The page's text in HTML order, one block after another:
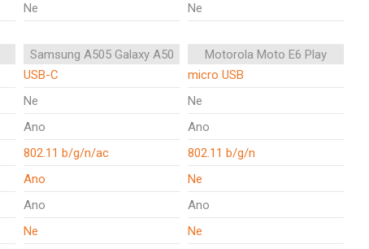
Ne Ne
Samsung A505 Galaxy A50
Motorola Moto E6 Play
USB-C
micro USB
Ne
Ne
Ano
Ano
802.11 b/g/n/ac
802.11 b/g/n
Ano
Ne
Ano
Ano
Ne
Ne